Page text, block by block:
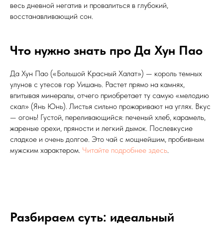
весь дневной негатив и провалиться в глубокий,
восстанавливающий сон.
Что нужно знать про Да Хун Пао
Да Хун Пао («Большой Красный Халат») — король темных
улунов с утесов гор Уишань. Растет прямо на камнях,
впитывая минералы, отчего приобретает ту самую «мелодию
скал» (Янь Юнь). Листья сильно прожаривают на углях. Вкус
— огонь! Густой, переливающийся: печеный хлеб, карамель,
жареные орехи, пряности и легкий дымок. Послевкусие
сладкое и очень долгое. Это чай с мощнейшим, пробивным
мужским характером. Читайте подробнее здесь.
Разбираем суть: идеальный